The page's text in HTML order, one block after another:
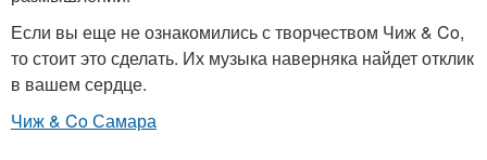
Если вы еще не ознакомились с творчеством Чиж & Co,
то стоит это сделать. Их музыка наверняка найдет отклик
в вашем сердце.
Чиж & Co Самара